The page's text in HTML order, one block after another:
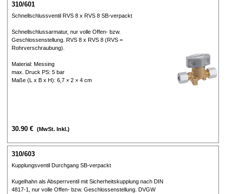
310/601
Schnellschlussventil RVS 8 x RVS 8 SB-verpackt
Schnellschlussarmatur, nur volle Offen- bzw.
Geschlossenstellung. RVS 8 x RVS 8 (RVS =
Rohrverschraubung).
Material: Messing
max. Druck PS: 5 bar
Maße (L x B x H): 6,7 × 2 × 4 cm
30.90 € (MwSt. Inkl.)
310/603
Kupplungsventil Durchgang SB-verpackt
Kugelhahn als Absperrventil mit Sicherheitskupplung nach DIN
4817-1, nur volle Offen- bzw. Geschlossenstellung. DVGW